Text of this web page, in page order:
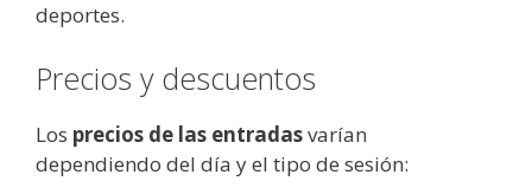
deportes.
Precios y descuentos
Los precios de las entradasvarían
dependiendo del día y el tipo de sesión: